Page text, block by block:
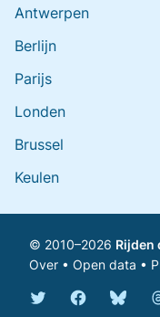
Antwerpen
Berlijn
Parijs
Londen
Brussel
Keulen
© 2010–2026 Rijden
Over • Open data •